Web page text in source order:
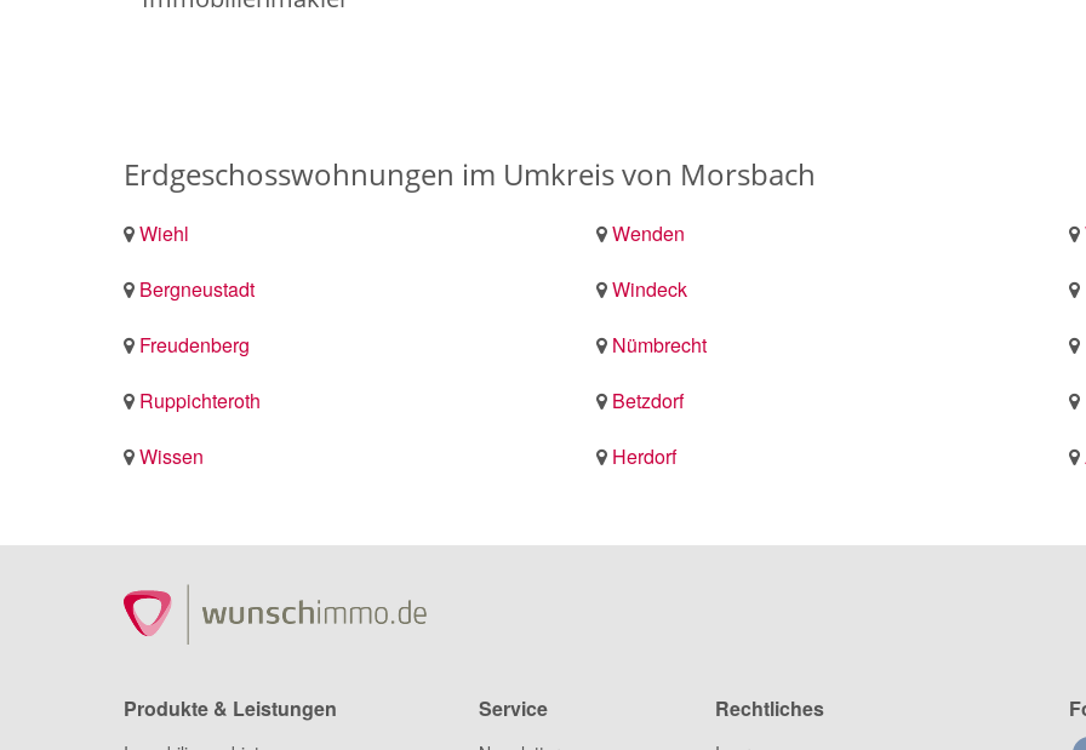
Erdgeschosswohnungen im Umkreis von Morsbach
Wiehl Wenden
Bergneustadt
Windeck
Freudenberg
Nümbrecht
Ruppichteroth
Betzdorf
Wissen
Herdorf
Produkte & Leistungen Service Rechtliches